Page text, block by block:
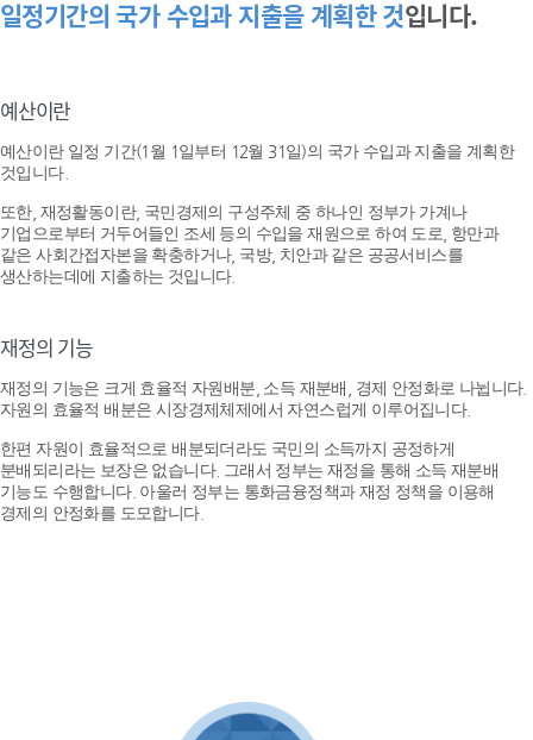
일정기간의 국가 수입과 지출을 계획한 것입니다.
예산이란
예산이란 일정 기간(1월 1일부터 12월 31일)의 국가 수입과 지출을 계획한
것입니다.
또한, 재정활동이란, 국민경제의 구성주체 중 하나인 정부가 가계나
기업으로부터 거두어들인 조세 등의 수입을 재원으로 하여 도로, 항만과
같은 사회간접자본을 확충하거나, 국방, 치안과 같은 공공서비스를
생산하는데에 지출하는 것입니다.
재정의 기능
재정의 기능은 크게 효율적 자원배분, 소득 재분배, 경제 안정화로 나뉩니다.
자원의 효율적 배분은 시장경제체제에서 자연스럽게 이루어집니다.
한편 자원이 효율적으로 배분되더라도 국민의 소득까지 공정하게
분배되리라는 보장은 없습니다. 그래서 정부는 재정을 통해 소득 재분배
기능도 수행합니다. 아울러 정부는 통화금융정책과 재정 정책을 이용해
경제의 안정화를 도모합니다.